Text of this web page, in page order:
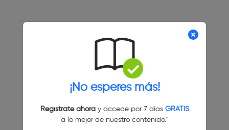
¡No esperes más!
Regístrate ahoray accede por 7 días GRATIS
a lo mejor de nuestro contenido."